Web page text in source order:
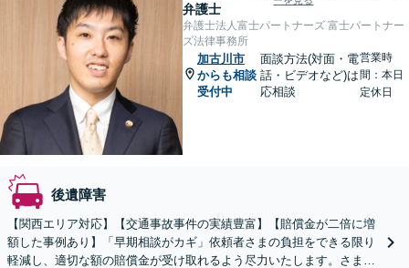
弁護士
弁護士法人富士パートナーズ 富士パートナー
ズ法律事務所
加古川市
からも相談
受付中
面談方法(対面・電
話・ビデオなど)は
応相談
営業時
間：本日
定休日
後遺障害
【関西エリア対応】【交通事故事件の実績豊富】【賠償金が二倍に増
額した事例あり】「早期相談がカギ」依頼者さまの負担をできる限り
軽減し、適切な額の賠償金が受け取れるよう尽力いたします。さまざ